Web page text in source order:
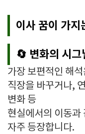
이사 꿈이 가지
🔄 변화의 시그
가장 보편적인 해
직장을 바꾸거나,
변화 등
현실에서의 이동과
자주 등장합니다.